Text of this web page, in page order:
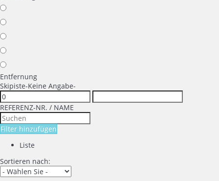
Entfernung
Skipiste-Keine Angabe-
REFERENZ-NR. / NAME
Filter hinzufügen
Liste
Sortieren nach: